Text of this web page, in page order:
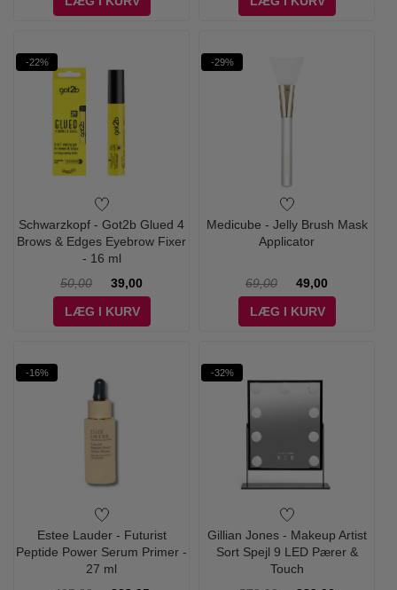
-22%
Schwarzkopf - Got2b Glued 4
Brows & Edges Eyebrow Fixer
- 16 ml
50,00
39,00
LÆG I KURV
-29%
Medicube - Jelly Brush Mask
Applicator
69,00
49,00
LÆG I KURV
-16%
Estee Lauder - Futurist
Peptide Power Serum Primer -
27 ml
-32%
Gillian Jones - Makeup Artist
Sort Spejl 9 LED Pærer &
Touch